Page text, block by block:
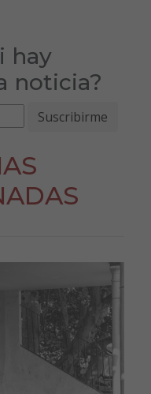
hay
noticia?